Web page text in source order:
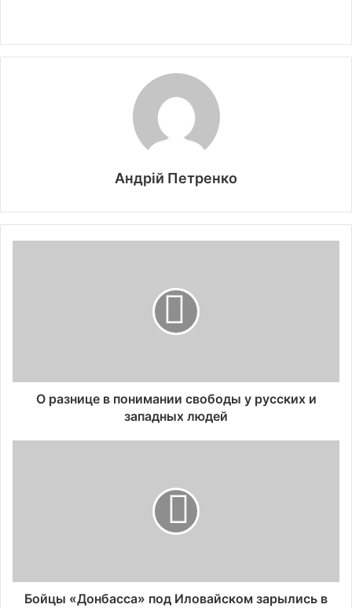
Андрій Петренко
О разнице в понимании свободы у русских и
западных людей
Бойцы «Донбасса» под Иловайском зарылись в